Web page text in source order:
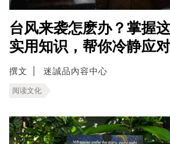
台风来袭怎麽办？掌握
实用知识，帮你冷静应
撰文 迷誠品內容中心
阅读文化